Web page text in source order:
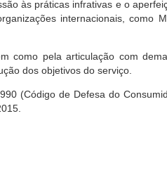
às práticas infrativas e o
internacionais, como
como pela articulação com
dos objetivos do serviço.
(Código de Defesa do